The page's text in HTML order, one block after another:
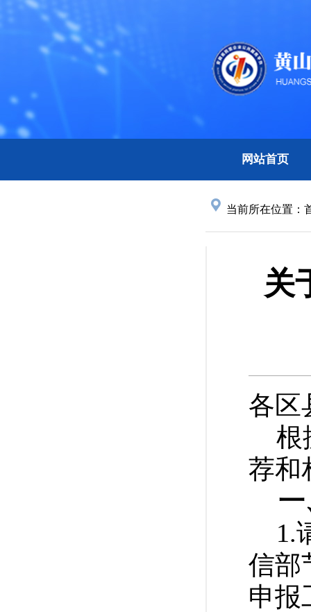
网站首页
当前所在位置：
关
各区
根
荐和
一
1.
信部
申报